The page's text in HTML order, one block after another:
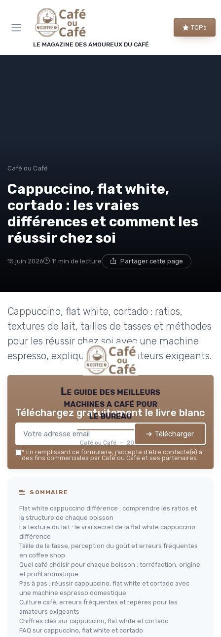
LE MAGAZINE DES AMOUREUX DU CAFÉ
TOPs
Café ou Café
Cappuccino, flat white,
cortado : les vraies
différences et comment les
réussir chez soi
15 juin 2026 11 min de lecture Partager cette page
Cappuccino, flat white, cortado : ratios,
textures de lait, tailles de tasses et méthodes
pour les réussir chez soi avec une machine
espresso, expliqués pour amateurs exigeants.
Le guide des meilleurs
machines a café pour
le bureau
Café ou Café — 2026
Téléchargez gratuitement le livre blanc
➔ Télécharger
* En remplissant ce formulaire, j’accepte d’être contacté(e) à
des fins commerciales par Café ou Café et ses partenaires.
SOMMAIRE
Flat white cappuccino différence : comprendre les ratios et
la structure de chaque boisson
La texture du lait : le vrai secret de la flat white cappuccino
différence
Taille de la tasse, perception du goût et erreurs fréquentes
en coffee shop
Quel café choisir pour chaque boisson : torréfaction, origine
et profil aromatique
Pas à pas : réussir cappuccino, flat white et cortado avec
une machine espresso domestique
Culture café, erreurs fréquentes et repères pour les
amateurs exigeants
Chiffres clés sur cappuccino, flat white et cortado
FAQ sur cappuccino, flat white et cortado
Panneau de gestion des cookies